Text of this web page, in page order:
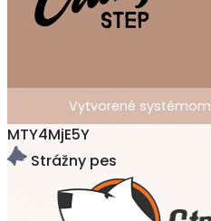
Vytvorené systémom
MTY4MjE5Y
Strážny pes